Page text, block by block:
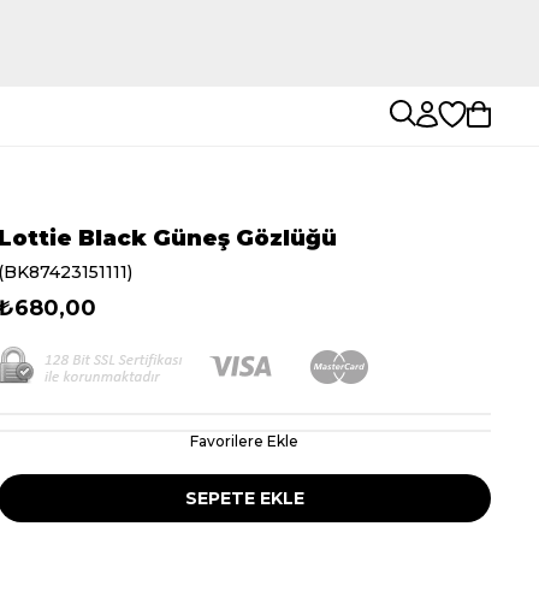
Lottie Black Güneş Gözlüğü
(BK87423151111)
Favorilere Ekle